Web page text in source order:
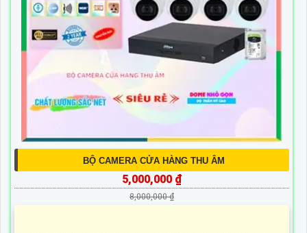
BỘ CAMERA CỬA HÀNG THU ÂM
5,000,000 ₫
8,000,000 ₫